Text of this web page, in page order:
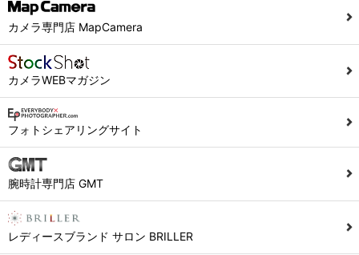
シュッピン株式会社 個人情報相談窓口
Mail：privacy@syuppin.com (受付)
カメラ専門店 MapCamera
カメラWEBマガジン
フォトシェアリングサイト
腕時計専門店 GMT
レディースブランド サロン BRILLER